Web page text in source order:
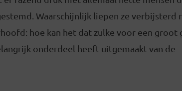
Waarschijnlijk liepen ze verbijsterd
hoe kan het dat zulke voor een groot
onderdeel heeft uitgemaakt van de